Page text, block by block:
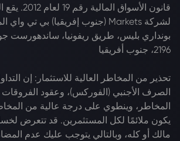
قانون الأسواق
بونداري بليس، طريق ريفونيا، ساندهورست
2196، جنوب أفريقيا
تحذير من المخاطر العالية للاستثمار: إن
المخاطر، وينطوي على درجة عالية من
يكون ملائمًا لكل المستثمرين. قد تتعرض
مالك أو كله، وبالتالي يتوجب عليك عدم